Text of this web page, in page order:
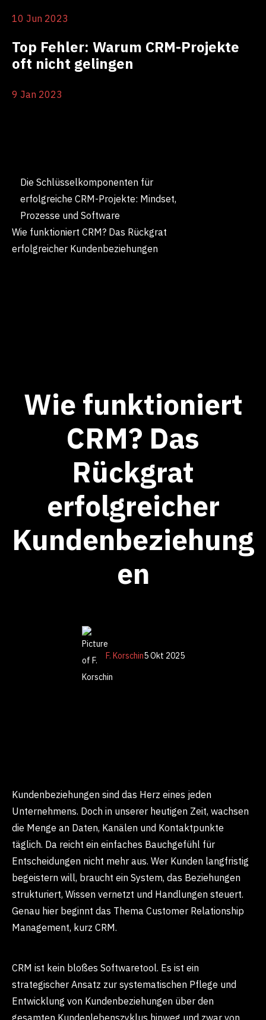
10 Jun 2023
Top Fehler: Warum CRM-Projekte
oft nicht gelingen
9 Jan 2023
Die Schlüsselkomponenten für
erfolgreiche CRM-Projekte: Mindset,
Prozesse und Software
Wie funktioniert CRM? Das Rückgrat
erfolgreicher Kundenbeziehungen
Wie funktioniert
CRM? Das
Rückgrat
erfolgreicher
Kundenbeziehung
en
5 Okt 2025
F. Korschin
Kundenbeziehungen sind das Herz eines jeden
Unternehmens. Doch in unserer heutigen Zeit, wachsen
die Menge an Daten, Kanälen und Kontaktpunkte
täglich. Da reicht ein einfaches Bauchgefühl für
Entscheidungen nicht mehr aus. Wer Kunden langfristig
begeistern will, braucht ein System, das Beziehungen
strukturiert, Wissen vernetzt und Handlungen steuert.
Genau hier beginnt das Thema Customer Relationship
Management, kurz CRM.
CRM ist kein bloßes Softwaretool. Es ist ein
strategischer Ansatz zur systematischen Pflege und
Entwicklung von Kundenbeziehungen über den
gesamten Kundenlebenszyklus hinweg und zwar von